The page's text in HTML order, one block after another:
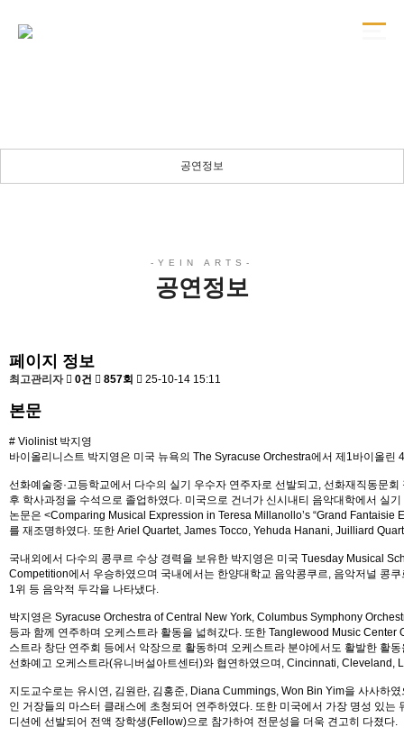
공연정보
공연정보
페이지 정보
최고관리자 0건 857회 25-10-14 15:11
본문
# Violinist 박지영
바이올리니스트 박지영은 미국 뉴욕의 The Syracuse Orchestra에서 제1바이올
선화예술중·고등학교에서 다수의 실기 우수자 연주자로 선발되고, 선화재직동문
후 학사과정을 수석으로 졸업하였다. 미국으로 건너가 신시내티 음악대학에서 실
논문은 <Comparing Musical Expression in Teresa Millanollo’s “Grand
를 재조명하였다. 또한 Ariel Quartet, James Tocco, Yehuda Hanani, Juilliard
국내외에서 다수의 콩쿠르 수상 경력을 보유한 박지영은 미국 Tuesday Musical
Competition에서 우승하였으며 국내에서는 한양대학교 음악콩쿠르, 음악저널 콩
1위 등 음악적 두각을 나타냈다.
박지영은 Syracuse Orchestra of Central New York, Columbus Symphony
등과 함께 연주하며 오케스트라 활동을 넓혀갔다. 또한 Tanglewood Music
스트라 창단 연주회 등에서 악장으로 활동하며 오케스트라 분야에서도 활발한 활
선화예고 오케스트라(유니버설아트센터)와 협연하였으며, Cincinnati, Cleveland,
지도교수로는 유시연, 김원란, 김홍준, Diana Cummings, Won Bin Yim을 사사하
인 거장들의 마스터 클래스에 초청되어 연주하였다. 또한 미국에서 가장 명성 있
디션에 선발되어 전액 장학생(Fellow)으로 참가하여 전문성을 더욱 견고히 다졌다.